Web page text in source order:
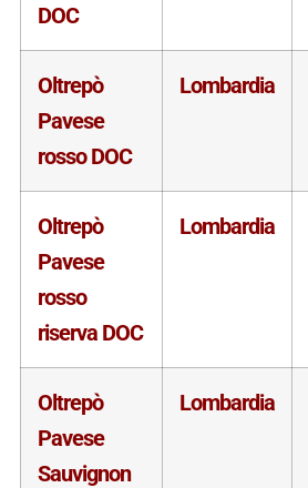
DOC
Oltrepò
Pavese
rosso DOC
Lombardia
Oltrepò
Pavese
rosso
riserva DOC
Lombardia
Oltrepò
Pavese
Sauvignon
Lombardia